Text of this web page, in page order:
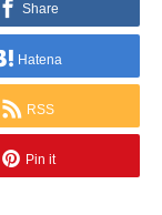
Share
Hatena
RSS
Pin it